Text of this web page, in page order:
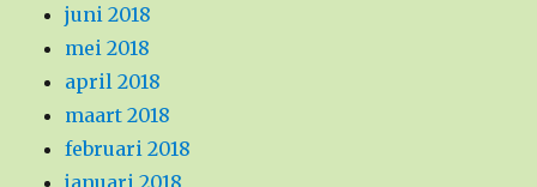
juni 2018
mei 2018
april 2018
maart 2018
februari 2018
januari 2018